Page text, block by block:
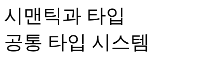
시맨틱과 타입
공통 타입 시스템